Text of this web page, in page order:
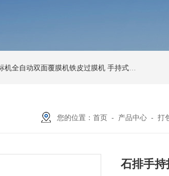
机全自动双面覆膜机铁皮过膜机 手持式激光打标机铁牌便携式打码机
您的位置：首页 - 产品中心 -打
石排手